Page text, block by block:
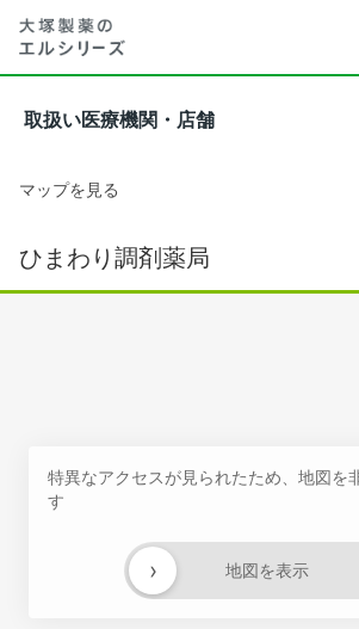
取扱い医療機関・店舗
マップを見る
ひまわり調剤薬局
特異なアクセスが見られたため、地図を
す
地図を表示
›